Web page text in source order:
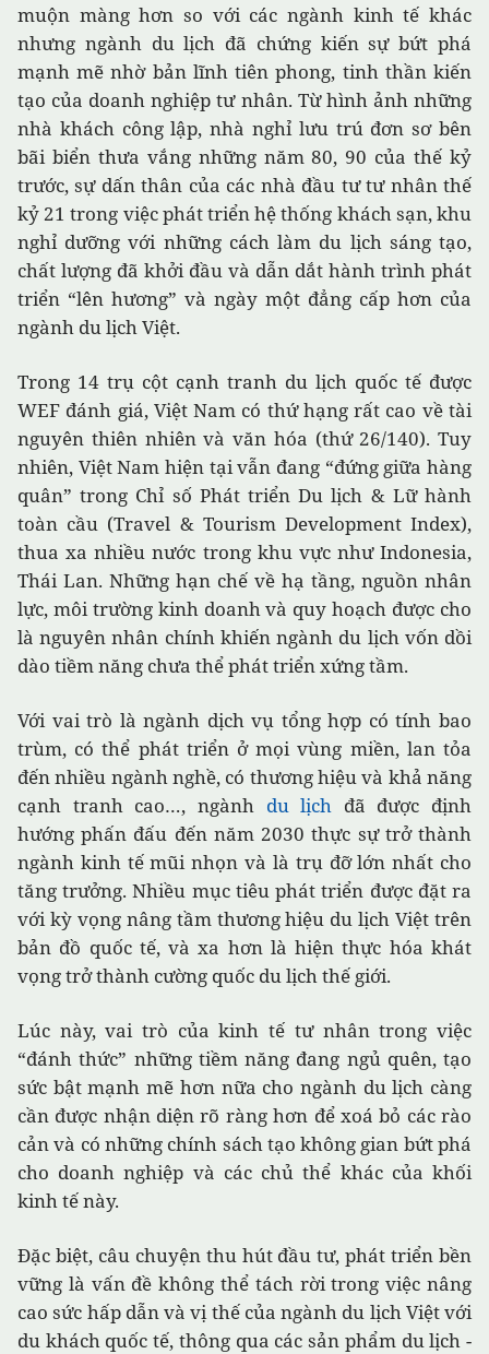
muộn màng hơn so với các ngành kinh tế khác
nhưng ngành du lịch đã chứng kiến sự bứt phá
mạnh mẽ nhờ bản lĩnh tiên phong, tinh thần kiến
tạo của doanh nghiệp tư nhân. Từ hình ảnh những
nhà khách công lập, nhà nghỉ lưu trú đơn sơ bên
bãi biển thưa vắng những năm 80, 90 của thế kỷ
trước, sự dấn thân của các nhà đầu tư tư nhân thế
kỷ 21 trong việc phát triển hệ thống khách sạn, khu
nghỉ dưỡng với những cách làm du lịch sáng tạo,
chất lượng đã khởi đầu và dẫn dắt hành trình phát
triển “lên hương” và ngày một đẳng cấp hơn của
ngành du lịch Việt.
Trong 14 trụ cột cạnh tranh du lịch quốc tế được
WEF đánh giá, Việt Nam có thứ hạng rất cao về tài
nguyên thiên nhiên và văn hóa (thứ 26/140). Tuy
nhiên, Việt Nam hiện tại vẫn đang “đứng giữa hàng
quân” trong Chỉ số Phát triển Du lịch & Lữ hành
toàn cầu (Travel & Tourism Development Index),
thua xa nhiều nước trong khu vực như Indonesia,
Thái Lan. Những hạn chế về hạ tầng, nguồn nhân
lực, môi trường kinh doanh và quy hoạch được cho
là nguyên nhân chính khiến ngành du lịch vốn dồi
dào tiềm năng chưa thể phát triển xứng tầm.
Với vai trò là ngành dịch vụ tổng hợp có tính bao
trùm, có thể phát triển ở mọi vùng miền, lan tỏa
đến nhiều ngành nghề, có thương hiệu và khả năng
cạnh tranh cao…, ngành du lịch đã được định
hướng phấn đấu đến năm 2030 thực sự trở thành
ngành kinh tế mũi nhọn và là trụ đỡ lớn nhất cho
tăng trưởng. Nhiều mục tiêu phát triển được đặt ra
với kỳ vọng nâng tầm thương hiệu du lịch Việt trên
bản đồ quốc tế, và xa hơn là hiện thực hóa khát
vọng trở thành cường quốc du lịch thế giới.
Lúc này, vai trò của kinh tế tư nhân trong việc
“đánh thức” những tiềm năng đang ngủ quên, tạo
sức bật mạnh mẽ hơn nữa cho ngành du lịch càng
cần được nhận diện rõ ràng hơn để xoá bỏ các rào
cản và có những chính sách tạo không gian bứt phá
cho doanh nghiệp và các chủ thể khác của khối
kinh tế này.
Đặc biệt, câu chuyện thu hút đầu tư, phát triển bền
vững là vấn đề không thể tách rời trong việc nâng
cao sức hấp dẫn và vị thế của ngành du lịch Việt với
du khách quốc tế, thông qua các sản phẩm du lịch -